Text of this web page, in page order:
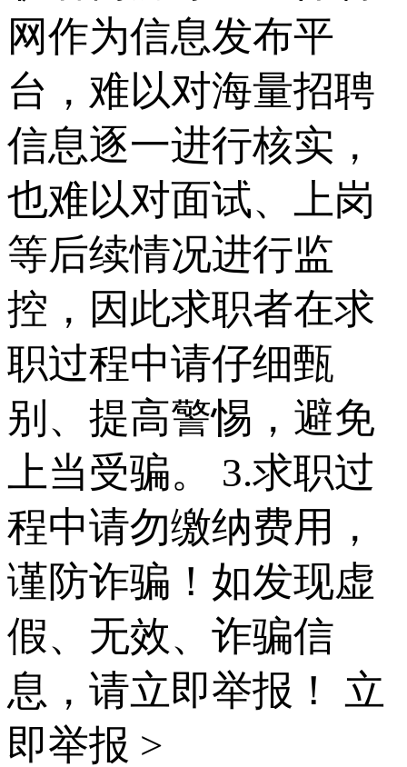
网作为信息发布平
台，难以对海量招聘
信息逐一进行核实，
也难以对面试、上岗
等后续情况进行监
控，因此求职者在求
职过程中请仔细甄
别、提高警惕，避免
上当受骗。 3.求职过
程中请勿缴纳费用，
谨防诈骗！如发现虚
假、无效、诈骗信
息，请立即举报！ 立
即举报 >